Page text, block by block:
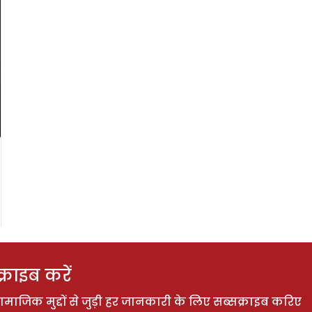
करें
मुद्दों से जुड़ी हर जानकारी के लिए सब्सक्राइब करिए